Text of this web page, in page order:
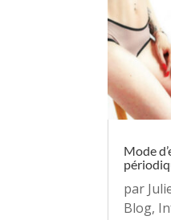
Mode
par
Blog,